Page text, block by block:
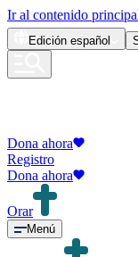
Ir al contenido
Edición español
Dona ahora
Registro
Dona ahora
Orar
Menú